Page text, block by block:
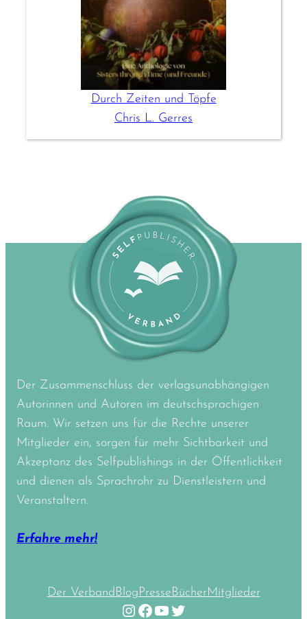
Durch Zeiten und Töpfe
Chris L. Gerres
Der Zusammenschluss der verlagsunabhängigen
Autorinnen und Autoren im deutschsprachigen
Raum. Wir setzen uns für die Rechte unserer
Mitglieder ein, sorgen für mehr Sichtbarkeit und
Akzeptanz des Selfpublishings in der Öffentlichkeit
und dienen als Sprachrohr zu Dienstleistern und
Veranstaltern.
Erfahre mehr!
Der VerbandBlogPresseBücherMitglieder
Instagram Facebook YouTube Twitter